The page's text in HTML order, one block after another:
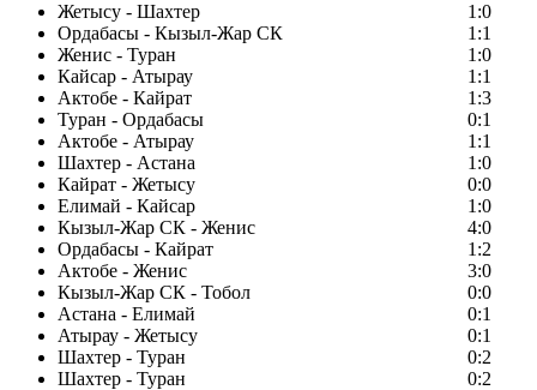
Жетысу - Шахтер
1:0
Ордабасы - Кызыл-Жар СК
1:1
Женис - Туран
1:0
Кайсар - Атырау
1:1
Актобе - Кайрат
1:3
Туран - Ордабасы
0:1
Актобе - Атырау
1:1
Шахтер - Астана
1:0
Кайрат - Жетысу
0:0
Елимай - Кайсар
1:0
Кызыл-Жар СК - Женис
4:0
Ордабасы - Кайрат
1:2
Актобе - Женис
3:0
Кызыл-Жар СК - Тобол
0:0
Астана - Елимай
0:1
Атырау - Жетысу
0:1
Шахтер - Туран
0:2
Шахтер - Туран
0:2